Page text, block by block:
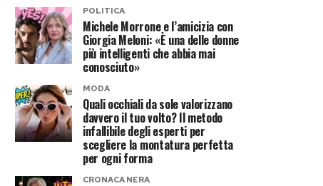
POLITICA
Michele Morrone e l’amicizia con
Giorgia Meloni: «È una delle donne
più intelligenti che abbia mai
conosciuto»
MODA
Quali occhiali da sole valorizzano
davvero il tuo volto? Il metodo
infallibile degli esperti per
scegliere la montatura perfetta
per ogni forma
CRONACA NERA